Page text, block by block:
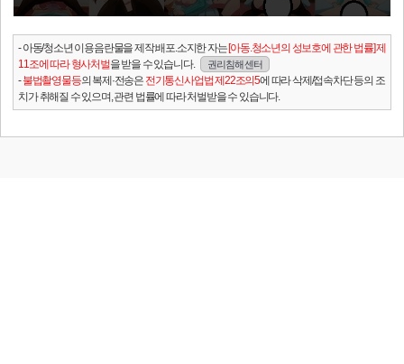
- 아동/청소년 이용음란물을 제작.배포.소지한 자는[아동.청소년의 성보호에 관한 법률] 제
11조에 따라 형사처벌을 받을 수 있습니다. 권리침해 센터
-불법촬영물등의 복제·전송은 전기통신사업법 제22조의5에 따라 삭제/접속차단 등의 조
치가 취해질 수 있으며, 관련 법률에 따라 처벌받을 수 있습니다.